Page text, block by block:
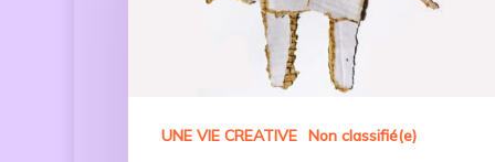
UNE VIE CREATIVE Non classifié(e)